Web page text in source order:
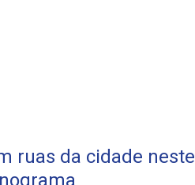
ruas da cidade neste